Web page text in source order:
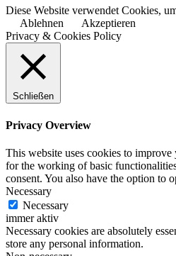
Diese Website verwendet Cookies,
Ablehnen
Akzeptieren
Privacy & Cookies Policy
Schließen
Privacy Overview
This website uses cookies to improve
for the working of basic
consent. You also have the option to
Necessary
Necessary
immer aktiv
Necessary cookies are absolutely
store any personal information.